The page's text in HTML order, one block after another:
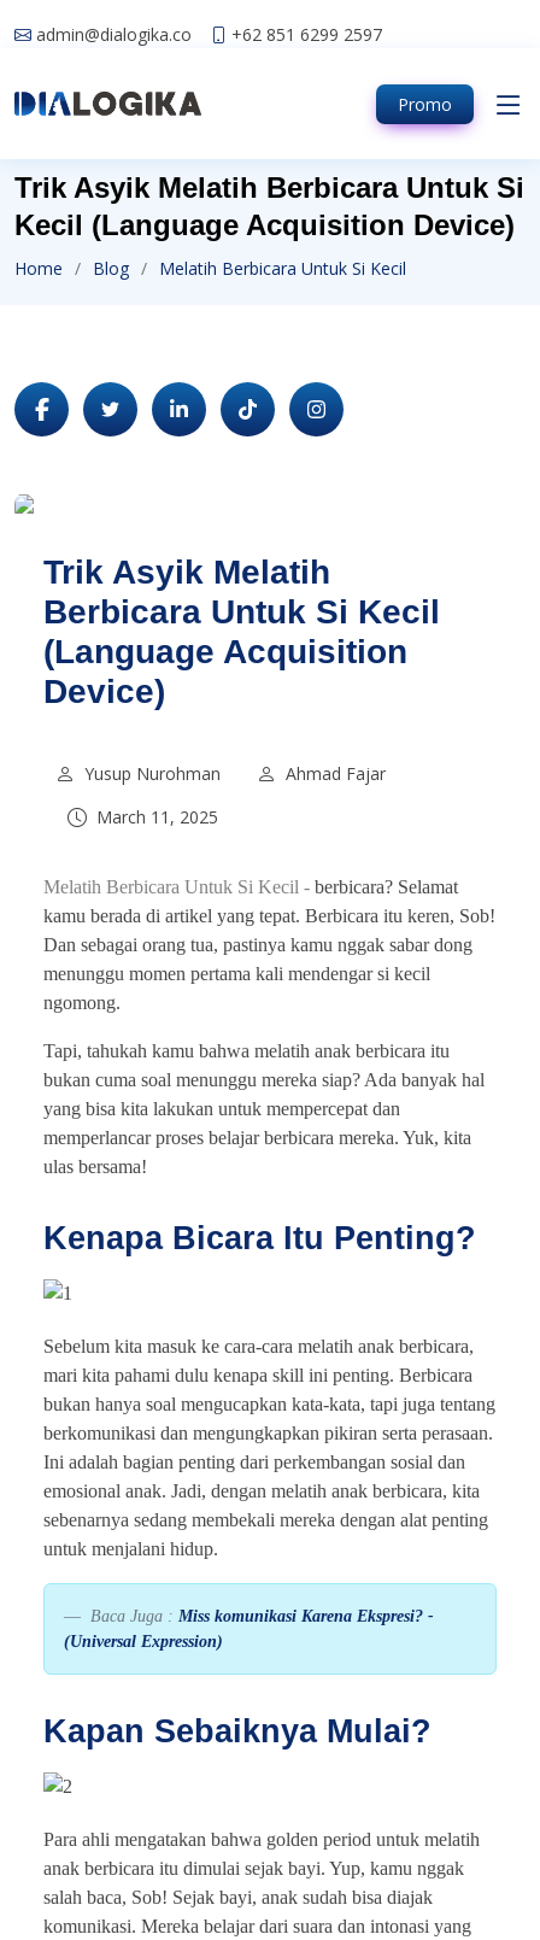
admin@dialogika.co +62 851 6299 2597
Promo
Trik Asyik Melatih Berbicara Untuk Si
Kecil (Language Acquisition Device)
Home Blog Melatih Berbicara Untuk Si Kecil
Trik Asyik Melatih
Berbicara Untuk Si Kecil
(Language Acquisition
Device)
Yusup Nurohman
Ahmad Fajar
March 11, 2025
Melatih Berbicara Untuk Si Kecil - berbicara? Selamat
kamu berada di artikel yang tepat. Berbicara itu keren, Sob!
Dan sebagai orang tua, pastinya kamu nggak sabar dong
menunggu momen pertama kali mendengar si kecil
ngomong.
Tapi, tahukah kamu bahwa melatih anak berbicara itu
bukan cuma soal menunggu mereka siap? Ada banyak hal
yang bisa kita lakukan untuk mempercepat dan
memperlancar proses belajar berbicara mereka. Yuk, kita
ulas bersama!
Kenapa Bicara Itu Penting?
Sebelum kita masuk ke cara-cara melatih anak berbicara,
mari kita pahami dulu kenapa skill ini penting. Berbicara
bukan hanya soal mengucapkan kata-kata, tapi juga tentang
berkomunikasi dan mengungkapkan pikiran serta perasaan.
Ini adalah bagian penting dari perkembangan sosial dan
emosional anak. Jadi, dengan melatih anak berbicara, kita
sebenarnya sedang membekali mereka dengan alat penting
untuk menjalani hidup.
Baca Juga : Miss komunikasi Karena Ekspresi? -
(Universal Expression)
Kapan Sebaiknya Mulai?
Para ahli mengatakan bahwa golden period untuk melatih
anak berbicara itu dimulai sejak bayi. Yup, kamu nggak
salah baca, Sob! Sejak bayi, anak sudah bisa diajak
komunikasi. Mereka belajar dari suara dan intonasi yang